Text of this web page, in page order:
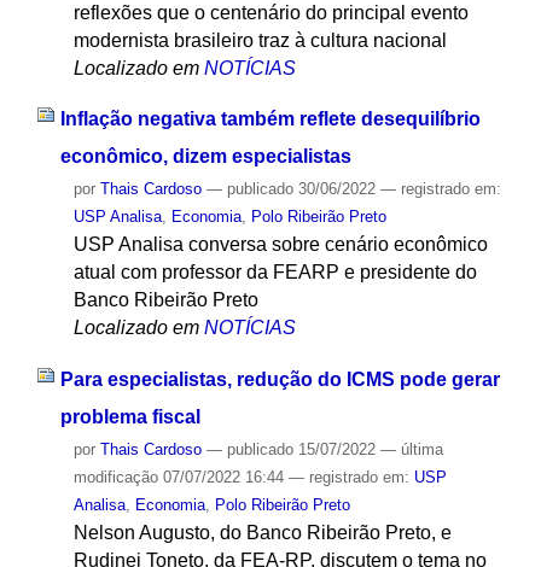
reflexões que o centenário do principal evento
modernista brasileiro traz à cultura nacional
Localizado em NOTÍCIAS
Inflação negativa também reflete desequilíbrio
econômico, dizem especialistas
por Thais Cardoso — publicado30/06/2022 — registrado em:
USP Analisa, Economia, Polo Ribeirão Preto
USP Analisa conversa sobre cenário econômico
atual com professor da FEARP e presidente do
Banco Ribeirão Preto
Localizado em NOTÍCIAS
Para especialistas, redução do ICMS pode gerar
problema fiscal
por Thais Cardoso — publicado15/07/2022 — última
modificação07/07/2022 16:44 — registrado em: USP
Analisa, Economia, Polo Ribeirão Preto
Nelson Augusto, do Banco Ribeirão Preto, e
Rudinei Toneto, da FEA-RP, discutem o tema no